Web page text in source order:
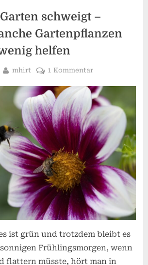
schweigt –
Gartenpflanzen
helfen
By
mhirt 1 Kommentarzu
der
Garten
schweigt
–
Warum
manche
Gartenpflanzen
der
Natur
wenig
helfen
ist grün und trotzdem bleibt es
Frühlingsmorgen, wenn
flattern müsste, hört man in